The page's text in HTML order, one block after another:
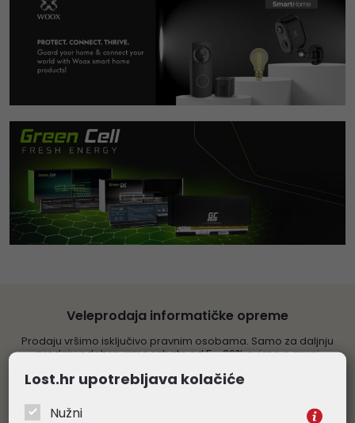
Veleprodaja informatičke opreme
Prodaju vršimo isključivo pravnim osobama. Samo za daljnju
prodaju odobravamo rabate od 5 - 20% ovisno o grupi
Obratite nam se s povjerenjem
Lost.hr upotrebljava kolačiće
Nužni